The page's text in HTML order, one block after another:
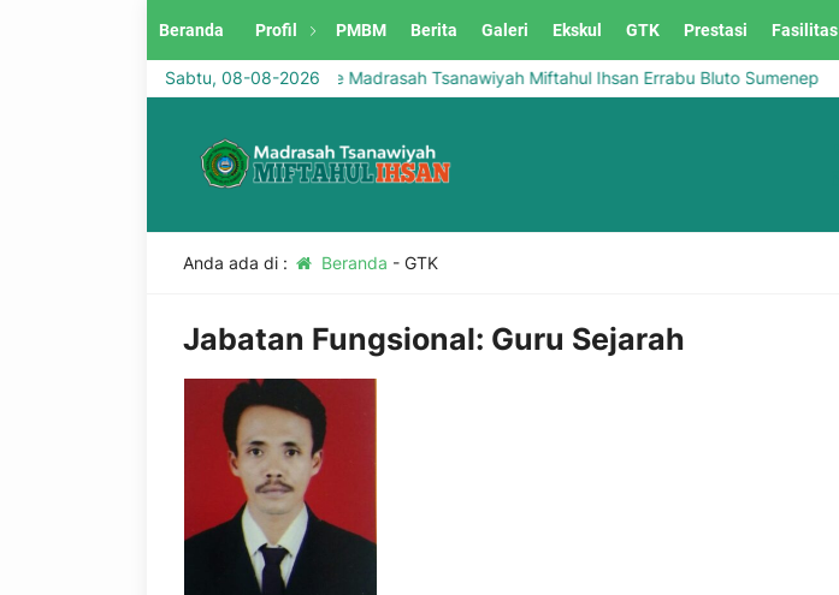
Beranda Profil PMBM Berita Galeri Ekskul GTK Prestasi Fasilitas
Sabtu, 08-08-2026
Selamat Datang di Website Madrasah Tsanawiyah Miftahul Ihsan Errabu Bluto Sumenep
Anda ada di : Beranda - GTK
Jabatan Fungsional: Guru Sejarah